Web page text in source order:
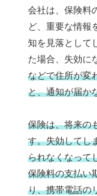
会社は、保険料
ど、重要な情報
知を見落として
た場合、失効に
などで住所が変
と、通知が届か
保険は、将来の
す。失効してし
られなくなって
保険料の支払い
り、携帯電話の